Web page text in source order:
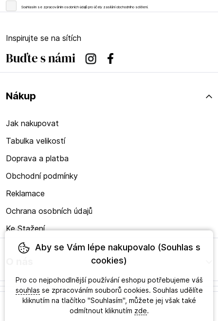
Souhlasím se zpracováním osobních údajů pro účely zasílání obchodního sdělení.
Inspirujte se na sítích
Buďte s námi InstagramFacebook
Nákup
Jak nakupovat
Tabulka velikostí
Doprava a platba
Obchodní podmínky
Reklamace
Ochrana osobních údajů
Ke Stažení
Aby se Vám lépe nakupovalo (Souhlas s
cookies)
Pro co nejpohodlnější používání eshopu potřebujeme váš
souhlas se zpracováním souborů cookies. Souhlas udělíte
kliknutím na tlačítko "Souhlasím", můžete jej však také
odmítnout kliknutím zde.